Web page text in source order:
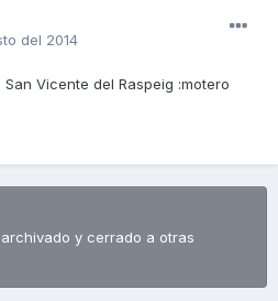
del 2014
Vicente del Raspeig :motero
y cerrado a otras